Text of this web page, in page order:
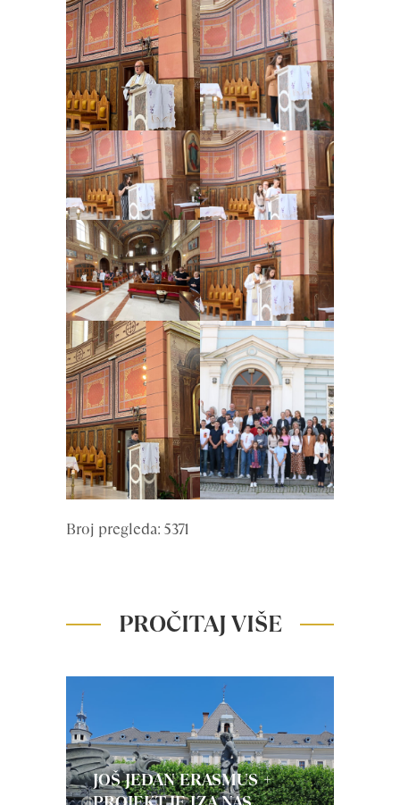
Broj pregleda: 5371
PROČITAJ VIŠE
JOŠ JEDAN ERASMUS +